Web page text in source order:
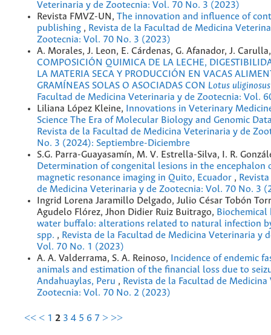
Veterinaria y de Zootecnia: Vol. 70 No. 3 (2023)
Revista FMVZ-UN, The innovation and influence of
publishing , Revista de la Facultad de Medicina
Zootecnia: Vol. 70 No. 3 (2023)
A. Morales, J. Leon, E. Cárdenas, G. Afanador, J. Carulla,
COMPOSICIÓN QUIMICA DE LA LECHE,
LA MATERIA SECA Y PRODUCCIÓN EN VACAS
GRAMÍNEAS SOLAS O ASOCIADAS CON Lotus uliginosus
Facultad de Medicina Veterinaria y de Zootecnia: Vol.
Liliana López Kleine,
Innovations in Veterinary
Science The Era of Molecular Biology and Genomic
Revista de la Facultad de Medicina Veterinaria y de
No. 3 (2024): Septiembre-Diciembre
S.G. Parra-Guayasamín, M. V. Estrella-Silva, I. R.
Determination of congenital lesions in the encephalon
magnetic resonance imaging in Quito, Ecuador ,
de Medicina Veterinaria y de Zootecnia: Vol. 70 No. 3
Ingrid Lorena Jaramillo Delgado, Julio César Tobón
Agudelo Flórez, Jhon Didier Ruiz Buitrago,
water buffalo: alterations related to natural infection
spp. , Revista de la Facultad de Medicina Veterinaria y
Vol. 70 No. 1 (2023)
A. A. Valderrama, S. A. Reinoso,
Incidence of endemic
animals and estimation of the financial loss due to
Andahuaylas, Peru , Revista de la Facultad de
Zootecnia: Vol. 70 No. 2 (2023)
<< < 1 2 3 4 5 6 7 > >>